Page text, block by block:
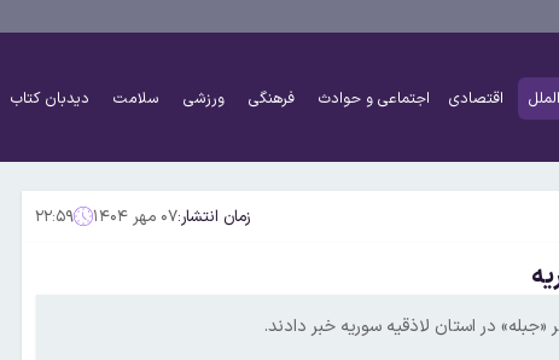
اقتصادی اجتماعی و حوادث فرهنگی ورزشی سلامت دیدبان کتاب
زمان انتشار:۰۷ مهر ۱۴۰۴ ۲۲:۵۹
در استان لاذقیه سوریه خبر دادند.